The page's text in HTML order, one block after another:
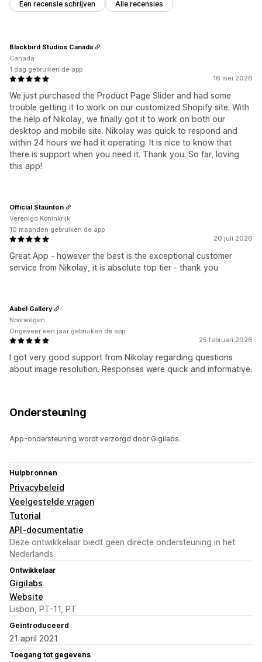
Een recensie schrijven Alle recensies
16 mei 2026
We just purchased the Product Page Slider and had some
trouble getting it to work on our customized Shopify site. With
the help of Nikolay, we finally got it to work on both our
desktop and mobile site. Nikolay was quick to respond and
within 24 hours we had it operating. It is nice to know that
there is support when you need it. Thank you. So far, loving
this app!
Blackbird Studios Canada
Canada
1 dag gebruiken de app
20 juli 2026
Great App - however the best is the exceptional customer
service from Nikolay, it is absolute top tier - thank you
Official Staunton
Verenigd Koninkrijk
10 maanden gebruiken de app
25 februari 2026
I got very good support from Nikolay regarding questions
about image resolution. Responses were quick and informative.
Aabel Gallery
Noorwegen
Ongeveer een jaar gebruiken de app
Ondersteuning
App-ondersteuning wordt verzorgd door Gigilabs.
Hulpbronnen
Privacybeleid
Veelgestelde vragen
Tutorial
API-documentatie
Deze ontwikkelaar biedt geen directe ondersteuning in het
Nederlands.
Ontwikkelaar
Gigilabs
Website
Lisbon, PT-11, PT
Geïntroduceerd
21 april 2021
Toegang tot gegevens